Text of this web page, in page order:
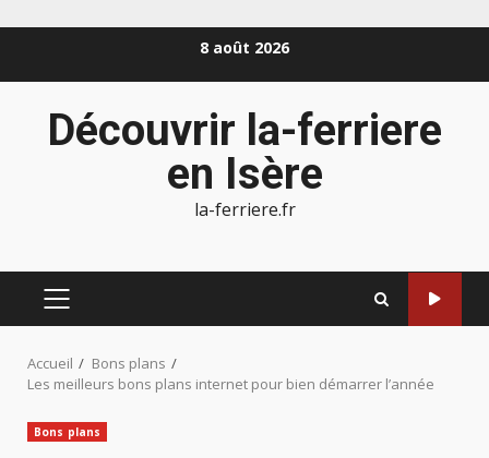
8 août 2026
Découvrir la-ferriere
en Isère
la-ferriere.fr
MENU
Accueil
Bons plans
Les meilleurs bons plans internet pour bien démarrer l’année
Bons plans